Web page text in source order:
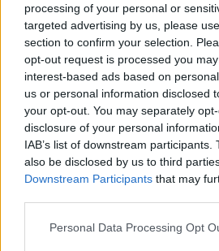
processing of your personal or
targeted advertising by us, please
section to confirm your selection.
opt-out request is processed you
interest-based ads based on
us or personal information disclosed
your opt-out. You may separately
disclosure of your personal
IAB’s list of downstream
also be disclosed by us to third
Downstream Participants that may
Personal Data Processing Opt
KRÓNIKA
Meddig használható
Sok román állampolgár még